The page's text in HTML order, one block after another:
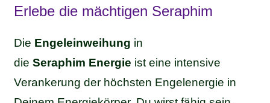
Erlebe die mächtigen Seraphim
Die Engeleinweihung in
die Seraphim Energie ist eine intensive
Verankerung der höchsten Engelenergie in